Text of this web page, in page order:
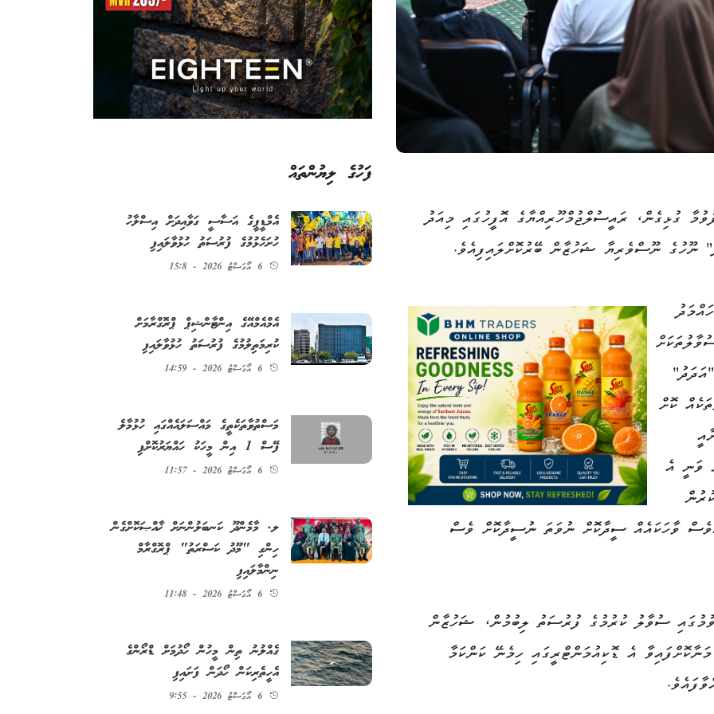
ގުޅިގެން، ރައީސުލްޖުމްހޫރިއްޔާގެ އޮފީހުގައި މިއަދު
ނޫހުގެ ނޫސްވެރިޔާ ޝަހުޒާން ބޭރުކޮށްލައިފިއެވެ.
ކޮށް
ވަނީ އެ
ވާހަކައެއް ސީދާކޮށް ނުވަތަ ނުސީދާކޮށް ވެސް
ސުވާލު ކުރުމުގެ ފުރުސަތު ލިބުމުން، ޝަހުޒާން
އެ ޑޮކިއުމަންޓްރީގައި ހިމެނޭ ކަންކަމާ
ފަހުގެ ލިޔުންތައް
އެމްޑީޕީގެ އަސާސީ ގަވާއިދަށް އިސްލާހު
ހުށަހެޅުމުގެ ފުރުސަތު ހުޅުވާލައިފި
6 އޯގަސްޓު 2026 - 15:8
އެމްއެމްއޭގެ އިންޓާންޝިޕް ޕްރޮގްރާމަށް
ކުރިމަތިލުމުގެ ފުރުސަތު ހުޅުވާލައިފި
6 އޯގަސްޓު 2026 - 14:59
މަސްތުވާތަކެތީގެ މައްސަލައެއްގައި ހުޅުމާލެ
ފޭސް 1 އިން މީހަކު ހައްޔަރުކޮށްފި
6 އޯގަސްޓު 2026 - 11:57
ލ. މާމެންދޫ ކަނބަލުންނަށް ޚާއްޞަކޮށްގެން
ހިންގި "މޫދު ކަސްރަތު" ޕްރޮގްރާމް
ނިންމާލައިފި
6 އޯގަސްޓު 2026 - 11:48
ގެއްލުނު ތިން މީހުން ހޯދުމަށް ޑްރޯންގެ
އެހީތެރިކަން ހޯދަން ފަށައިފި
6 އޯގަސްޓު 2026 - 9:55